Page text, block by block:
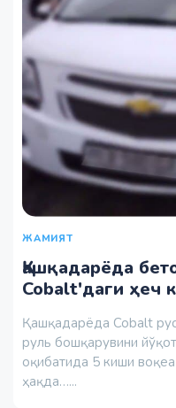
ЖАМИЯТ
Қашқадарёда
Cobalt'даги ҳеч
Қашқадарёда Cobalt
руль бошқарувини
оқибатида 5 киши
ҳақда…...